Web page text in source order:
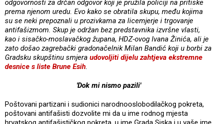
odgovornosti za drčan odgovor koji je pružila policiji na pritiske
prema njenom uredu. Evo kako se obratila skupu, među kojima
su se neki prepoznali u prozivkama za licemjerje i trgovanje
antifašizmom. Skup je održan bez predstavnika izvršne vlasti,
kao i sisačko-moslavačkog župana, HDZ-ovog Ivana Žinića, ali je
zato došao zagrebački gradonačelnik Milan Bandić koji u borbi za
Gradsku skupštinu smjera udovoljiti dijelu zahtjeva ekstremne
desnice s liste Brune Esih.
'Dok mi nismo pazili'
Poštovani partizani i sudionici narodnooslobodilačkog pokreta,
poštovani antifašisti dozvolite mi da u ime rodnog mjesta